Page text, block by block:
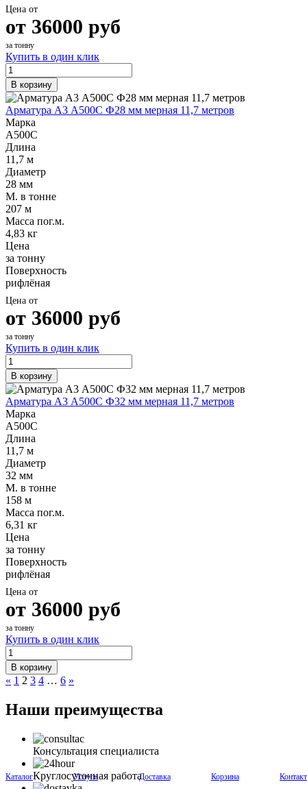
Каталог Услуги Доставка Корзина
Цена от
от 36000 руб
за тонну
Купить в один клик
В корзину
Арматура А3 А500С Ф28 мм мерная 11,7 метров
Марка
А500С
Длина
11,7 м
Диаметр
28 мм
М. в тонне
207 м
Масса пог.м.
4,83 кг
Цена
за тонну
Поверхность
рифлёная
Цена от
от 36000 руб
за тонну
Купить в один клик
В корзину
Арматура А3 А500С Ф32 мм мерная 11,7 метров
Марка
А500С
Длина
11,7 м
Диаметр
32 мм
М. в тонне
158 м
Масса пог.м.
6,31 кг
Цена
за тонну
Поверхность
рифлёная
Цена от
от 36000 руб
за тонну
Купить в один клик
В корзину
« 1 2 3 4 … 6 »
Наши преимущества
Консультация специалиста
Круглосуточная работа